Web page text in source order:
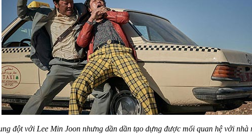
đột với Lee Min Joon nhưng dần dần tạo dựng được mối quan hệ với nhà